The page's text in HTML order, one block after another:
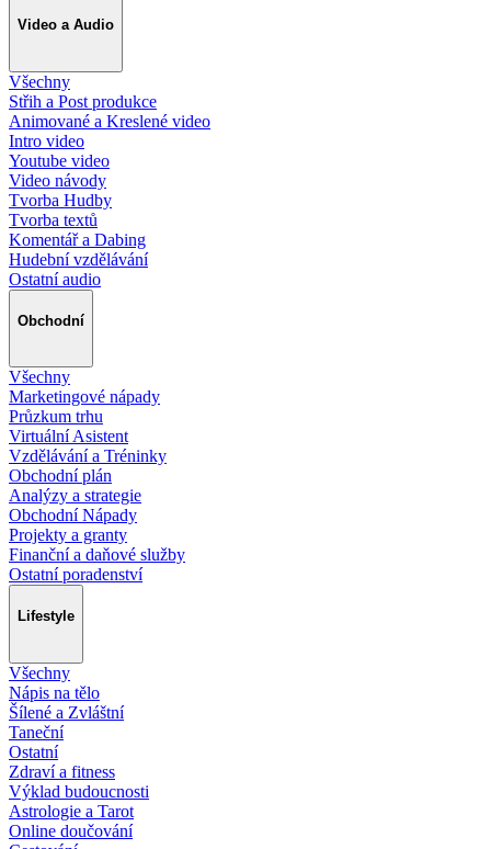
Video a Audio
Všechny
Střih a Post produkce
Animované a Kreslené video
Intro video
Youtube video
Video návody
Tvorba Hudby
Tvorba textů
Komentář a Dabing
Hudební vzdělávání
Ostatní audio
Obchodní
Všechny
Marketingové nápady
Průzkum trhu
Virtuální Asistent
Vzdělávání a Tréninky
Obchodní plán
Analýzy a strategie
Obchodní Nápady
Projekty a granty
Finanční a daňové služby
Ostatní poradenství
Lifestyle
Všechny
Nápis na tělo
Šílené a Zvláštní
Taneční
Ostatní
Zdraví a fitness
Výklad budoucnosti
Astrologie a Tarot
Online doučování